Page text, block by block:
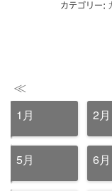
カテゴリー:
≪
1月 2月
5月 6月